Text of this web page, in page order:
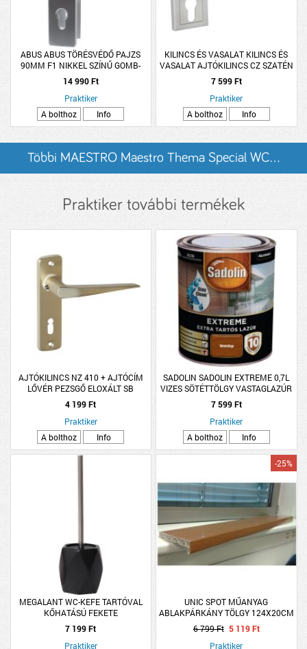
ABUS ABUS TÖRÉSVÉDŐ PAJZS
90MM F1 NIKKEL SZÍNŰ GOMB-
KILINCS
14 990 Ft
Praktiker
A bolthoz
Info
KILINCS ÉS VASALAT KILINCS ÉS
VASALAT AJTÓKILINCS CZ SZATÉN
KRÓM STAR ROZETTÁS
7 599 Ft
Praktiker
A bolthoz
Info
Többi MAESTRO Maestro Thema Special WC...
Praktiker további termékek
AJTÓKILINCS NZ 410 + AJTÓCÍM
LŐVÉR PEZSGŐ ELOXÁLT SB
4 199 Ft
Praktiker
A bolthoz
Info
SADOLIN SADOLIN EXTREME 0,7L
VIZES SÖTÉTTÖLGY VASTAGLAZÚR
7 599 Ft
Praktiker
A bolthoz
Info
MEGALANT WC-KEFE TARTÓVAL
KŐHATÁSÚ FEKETE
7 199 Ft
Praktiker
UNIC SPOT MŰANYAG
ABLAKPÁRKÁNY TÖLGY 124X20CM
-25%
6 799 Ft 5 119 Ft
Praktiker